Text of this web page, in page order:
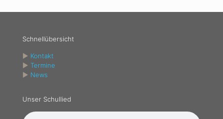
Schnellübersicht
► Kontakt
► Termine
► News
Unser Schullied